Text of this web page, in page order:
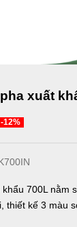
xuất
-12%
700L nằm
thiết kế 3 màu